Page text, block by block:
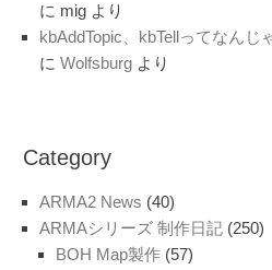
に mig より
kbAddTopic、kbTellってなんじ
に Wolfsburg より
Category
ARMA2 News (40)
ARMAシリーズ 制作日記 (250)
BOH Map製作 (57)